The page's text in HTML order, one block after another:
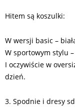
Hitem są koszulki:
W wersji basic –
W sportowym stylu
I oczywiście w
dzień.
3. Spodnie i dresy